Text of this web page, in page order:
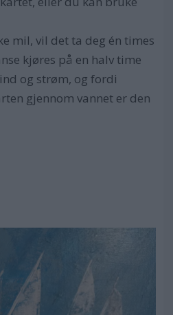
mil, vil det ta deg én times
kjøres på en halv time
og strøm, og fordi
gjennom vannet er den